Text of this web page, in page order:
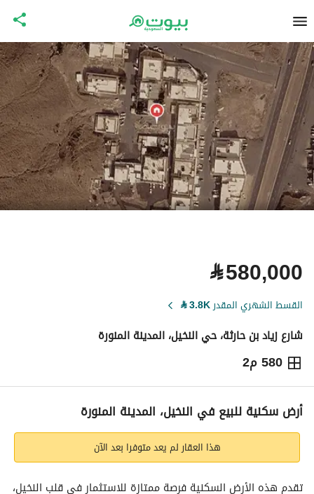
⃁580,000
القسط الشهري المقدر3.8K
⃁
شارع زياد بن حارثة، حي النخيل، المدينة المنورة
580 م2
⃁
580,000
التفاصيل معلومات ترخيص الإعلان
أرض سكنية للبيع في النخيل، المدينة المنورة
هذا العقار لم يعد متوفرا بعد الآن